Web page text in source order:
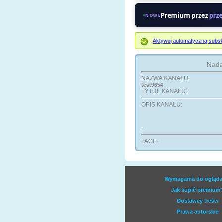
NOWEPremium przez
Aktywuj automatyczną
NAZWA KANAŁU:
test9654
TYTUŁ KANAŁU:
OPIS KANAŁU:
-
TAGI: -
Wymagania do
Jak kupić
Dostawcy treści
Prawa autorskie